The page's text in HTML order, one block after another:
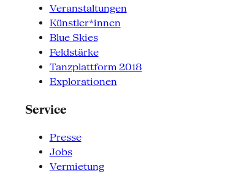
Veranstaltungen
Künstler*innen
Blue Skies
Feldstärke
Tanzplattform 2018
Explorationen
Service
Presse
Jobs
Vermietung